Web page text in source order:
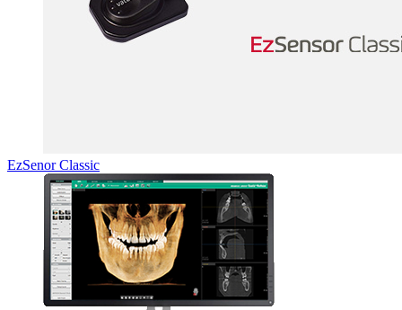
EzSenor Classic